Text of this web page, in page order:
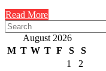
Read More
August 2026
M T W T F S
S
1
2